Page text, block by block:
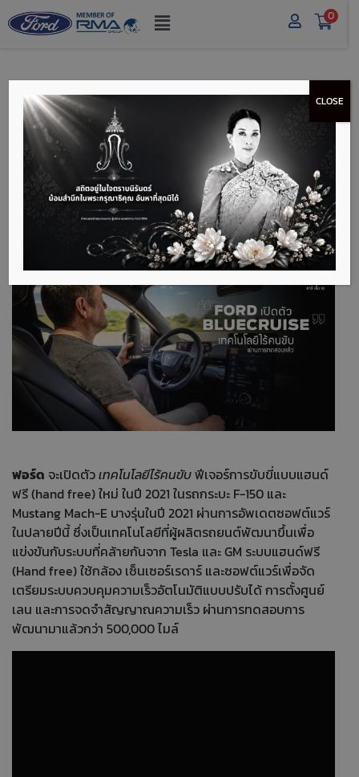
0
FORD เปิดตัว
BLUECRUISE เทคโนโลยี
ไร้คนขับ ผ่านการทดสอบ
ฟอร์ด จะเปิดตัวเทคโนโลยีไร้คนขับฟีเจอร์การขับขี่แบบแฮนด์
ฟรี (hand free) ใหม่ ในปี 2021 ในรถกระบะ F-150 และ
Mustang Mach-E บางรุ่นในปี 2021 ผ่านการอัพเดตซอฟต์แวร์
ในปลายปีนี้ ซึ่งเป็นเทคโนโลยีที่ผู้ผลิตรถยนต์พัฒนาขึ้นเพื่อ
แข่งขันกับระบบที่คล้ายกันจาก Tesla และ GM ระบบแฮนด์ฟรี
(Hand free) ใช้กล้อง เซ็นเซอร์เรดาร์ และซอฟต์แวร์เพื่อจัด
เตรียมระบบควบคุมความเร็วอัตโนมัติแบบปรับได้ การตั้งศูนย์
เลน และการจดจำสัญญาณความเร็ว ผ่านการทดสอบการ
พัฒนามาแล้วกว่า 500,000 ไมล์
CLOSE